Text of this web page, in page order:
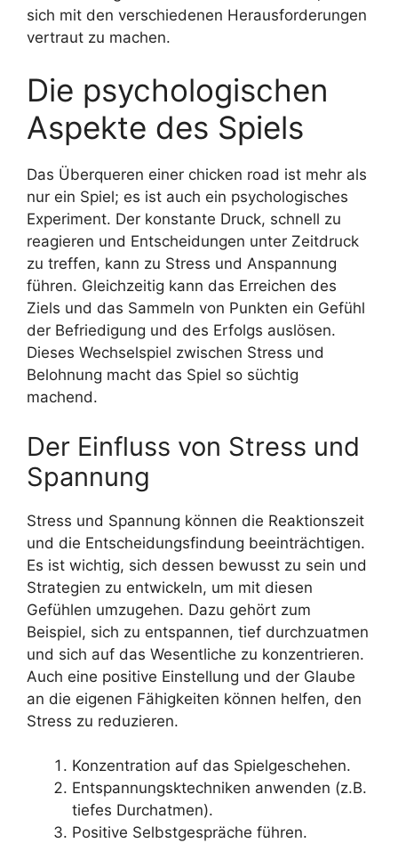
sich mit den verschiedenen Herausforderungen
vertraut zu machen.
Die psychologischen
Aspekte des Spiels
Das Überqueren einer chicken road ist mehr als
nur ein Spiel; es ist auch ein psychologisches
Experiment. Der konstante Druck, schnell zu
reagieren und Entscheidungen unter Zeitdruck
zu treffen, kann zu Stress und Anspannung
führen. Gleichzeitig kann das Erreichen des
Ziels und das Sammeln von Punkten ein Gefühl
der Befriedigung und des Erfolgs auslösen.
Dieses Wechselspiel zwischen Stress und
Belohnung macht das Spiel so süchtig
machend.
Der Einfluss von Stress und
Spannung
Stress und Spannung können die Reaktionszeit
und die Entscheidungsfindung beeinträchtigen.
Es ist wichtig, sich dessen bewusst zu sein und
Strategien zu entwickeln, um mit diesen
Gefühlen umzugehen. Dazu gehört zum
Beispiel, sich zu entspannen, tief durchzuatmen
und sich auf das Wesentliche zu konzentrieren.
Auch eine positive Einstellung und der Glaube
an die eigenen Fähigkeiten können helfen, den
Stress zu reduzieren.
Konzentration auf das Spielgeschehen.
Entspannungsktechniken anwenden (z.B.
tiefes Durchatmen).
Positive Selbstgespräche führen.